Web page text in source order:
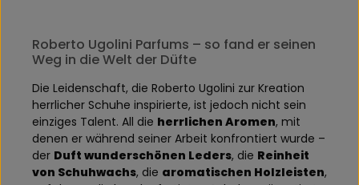
Roberto Ugolini Parfums – so fand er seinen
Weg in die Welt der Düfte
Die Leidenschaft, die Roberto Ugolini zur Kreation
herrlicher Schuhe inspirierte, ist jedoch nicht sein
einziges Talent. All die herrlichen Aromen, mit
denen er während seiner Arbeit konfrontiert wurde –
der Duft wunderschönen Leders, die Reinheit
von Schuhwachs, die aromatischen Holzleisten,